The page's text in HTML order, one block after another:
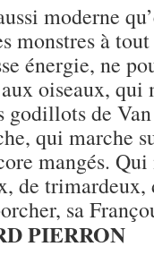
moderne
monstres à
énergie, ne
oiseaux, qui
godillots de
qui marche
mangés.
de trimardeux,
sa
PIERRON